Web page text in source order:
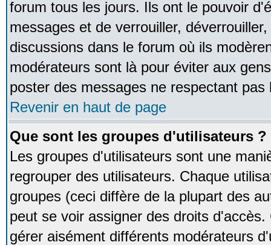
forum tous les jours. Ils ont le pouvoir
messages et de verrouiller,
discussions dans le forum où ils
modérateurs sont là pour éviter aux
poster des messages ne respectant pas
Revenir en haut de page
Que sont les groupes d'utilisateurs ?
Les groupes d'utilisateurs sont une
regrouper des utilisateurs. Chaque
groupes (ceci diffère de la plupart des
peut se voir assigner des droits
gérer aisément différents modérateurs